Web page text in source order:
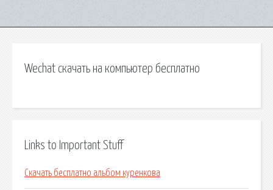
Wechat скачать на компьютер бесплатно
Links to Important Stuff
Скачать бесплатно альбом куренкова